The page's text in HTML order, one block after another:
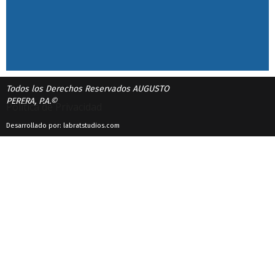
Todos los Derechos Reservados AUGUSTO
PERERA, P.A.©
Política de Privacidad
Desarrollado por: labratstudios.com